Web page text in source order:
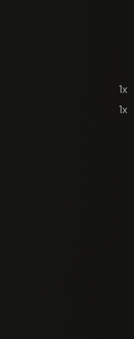
1x
1x